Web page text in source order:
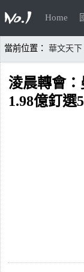
Home
當前位置： 華文天下
淩晨轉會
1.98億釘選